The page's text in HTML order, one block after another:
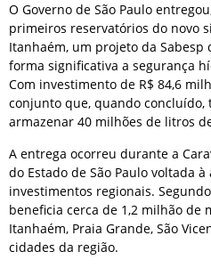
O Governo de São Paulo
primeiros reservatórios do novo
Itanhaém, um projeto da
forma significativa a segurança
Com investimento de R$ 84,6
conjunto que, quando concluído,
armazenar 40 milhões de litros
A entrega ocorreu durante a
do Estado de São Paulo voltada
investimentos regionais.
beneficia cerca de 1,2 milhão
Itanhaém, Praia Grande, São
cidades da região.